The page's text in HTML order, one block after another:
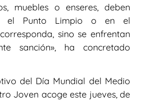
muebles o enseres, deben
el Punto Limpio o en el
sino se enfrentan
sanción», ha concretado
del Día Mundial del Medio
Joven acoge este jueves, de